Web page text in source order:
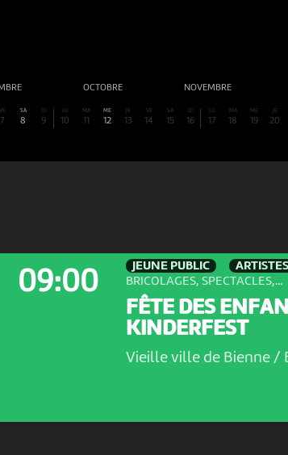
OCTOBRE NOVEMBRE
VE
7
SA
8
DI
9
LU
10
MA
11
ME
12
JE
13
VE
14
SA
15
DI
16
LU
17
MA
18
ME
19
JE
20
09:00
JEUNE PUBLIC
BRICOLAGES, SPECTACLES,...
FÊTE DES
KINDERFEST
Vieille ville de Bienne /